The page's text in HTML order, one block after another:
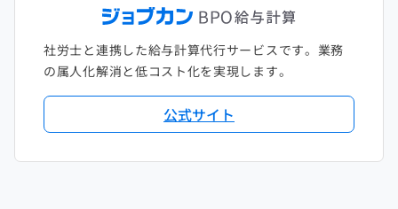
社労士と連携した給与計算代行サービスです。業務
の属人化解消と低コスト化を実現します。
公式サイト